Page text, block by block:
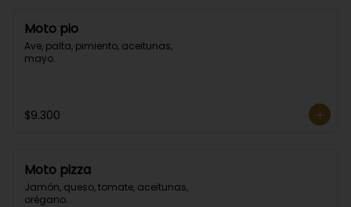
Moto pio
Ave, palta, pimiento, aceitunas,
mayo.
$9.300
Moto pizza
Jamón, queso, tomate, aceitunas,
orégano.